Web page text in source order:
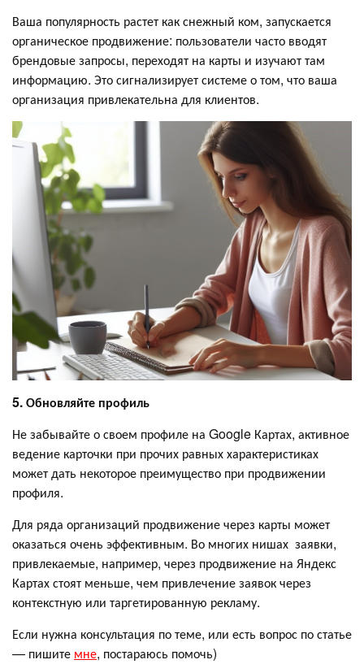
Ваша популярность растет как снежный ком, запускается
органическое продвижение: пользователи часто вводят
брендовые запросы, переходят на карты и изучают там
информацию. Это сигнализирует системе о том, что ваша
организация привлекательна для клиентов.
5. Обновляйте профиль
Не забывайте о своем профиле на Google Картах, активное
ведение карточки при прочих равных характеристиках
может дать некоторое преимущество при продвижении
профиля.
Для ряда организаций продвижение через карты может
оказаться очень эффективным. Во многих нишах заявки,
привлекаемые, например, через продвижение на Яндекс
Картах стоят меньше, чем привлечение заявок через
контекстную или таргетированную рекламу.
Если нужна консультация по теме, или есть вопрос по статье
— пишите мне, постараюсь помочь)